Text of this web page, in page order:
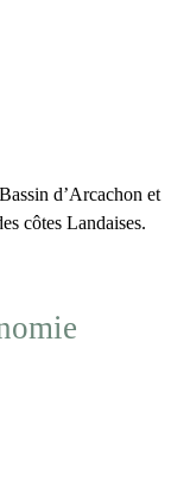
d’Arcachon et
côtes Landaises.